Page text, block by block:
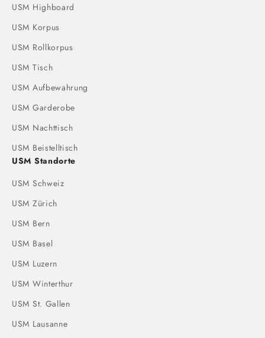
USM Highboard
USM Korpus
USM Rollkorpus
USM Tisch
USM Aufbewahrung
USM Garderobe
USM Nachttisch
USM Beistelltisch
USM Standorte
USM Schweiz
USM Zürich
USM Bern
USM Basel
USM Luzern
USM Winterthur
USM St. Gallen
USM Lausanne